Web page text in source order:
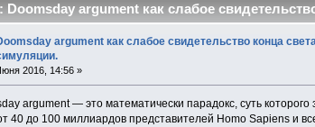
Doomsday argument как слабое
argument как слабое свидетельство конца
2016, 14:56 »
argument — это математически парадокс, суть
40 до 100 миллиардов представителей Homo Sapiens и